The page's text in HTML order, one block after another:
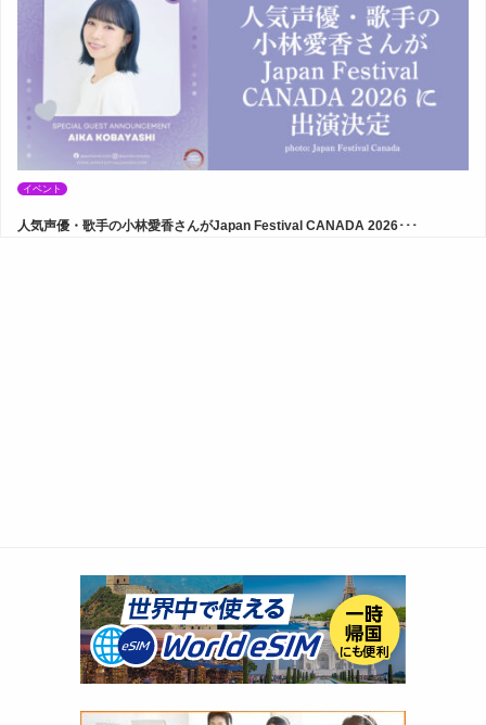
イベント
人気声優・歌手の小林愛香さんがJapan Festival CANADA 2026･･･